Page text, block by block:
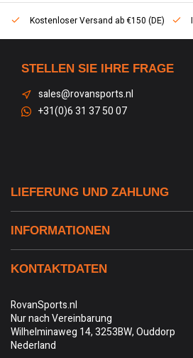
Kostenloser Versand ab €150 (DE)
STELLEN SIE IHRE FRAGE
sales@rovansports.nl
+31(0)6 31 37 50 07
LIEFERUNG UND ZAHLUNG
INFORMATIONEN
KONTAKTDATEN
RovanSports.nl
Nur nach Vereinbarung
Wilhelminaweg 14, 3253BW, Ouddorp
Nederland